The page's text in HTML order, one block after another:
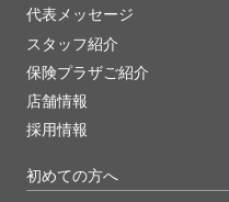
代表メッセージ
スタッフ紹介
保険プラザご紹介
店舗情報
採用情報
初めての方へ